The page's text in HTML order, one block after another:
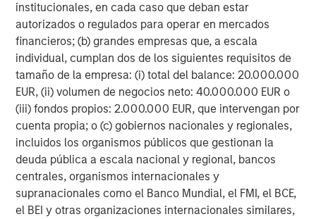
institucionales, en cada caso que deban estar
autorizados o regulados para operar en mercados
financieros; (b) grandes empresas que, a escala
individual, cumplan dos de los siguientes requisitos de
tamaño de la empresa: (i) total del balance: 20.000.000
EUR, (ii) volumen de negocios neto: 40.000.000 EUR o
(iii) fondos propios: 2.000.000 EUR, que intervengan por
cuenta propia; o (c) gobiernos nacionales y regionales,
incluidos los organismos públicos que gestionan la
deuda pública a escala nacional y regional, bancos
centrales, organismos internacionales y
supranacionales como el Banco Mundial, el FMI, el BCE,
el BEI y otras organizaciones internacionales similares,
The MSIM Quantitative Duration
Strategy Model: A Factor-Based
Approach to Managing Interest Rates
Anton Heese and Matas Vala explore the
Quantitative Duration Strategy Model, one of the
proprietary tools the team uses to enhance their
investment process, as it helps provide structure
and rigour with identifying and processing
relevant and important data.
05-AGO-2026